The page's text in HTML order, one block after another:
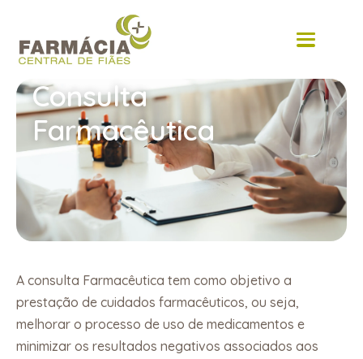
Consulta
Farmacêutica
A consulta Farmacêutica tem como objetivo a
prestação de cuidados farmacêuticos, ou seja,
melhorar o processo de uso de medicamentos e
minimizar os resultados negativos associados aos